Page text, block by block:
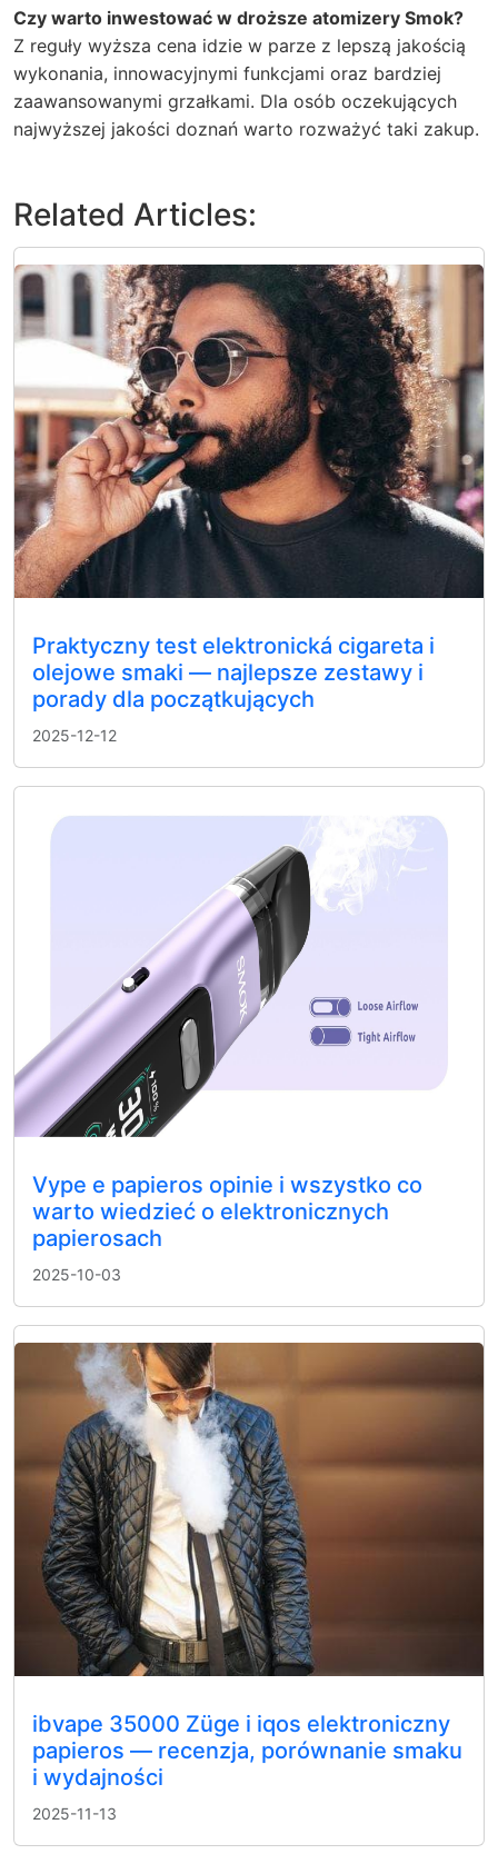
Czy warto inwestować w droższe atomizery Smok?
Z reguły wyższa cena idzie w parze z lepszą jakością
wykonania, innowacyjnymi funkcjami oraz bardziej
zaawansowanymi grzałkami. Dla osób oczekujących
najwyższej jakości doznań warto rozważyć taki zakup.
Related Articles:
Praktyczny test elektronická cigareta i
olejowe smaki — najlepsze zestawy i
porady dla początkujących
2025-12-12
Vype e papieros opinie i wszystko co
warto wiedzieć o elektronicznych
papierosach
2025-10-03
ibvape 35000 Züge i iqos elektroniczny
papieros — recenzja, porównanie smaku
i wydajności
2025-11-13